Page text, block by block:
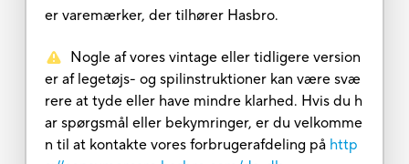
er varemærker, der tilhører Hasbro.
Nogle af vores vintage eller tidligere version
er af legetøjs- og spilinstruktioner kan være svæ
rere at tyde eller have mindre klarhed. Hvis du h
ar spørgsmål eller bekymringer, er du velkomme
n til at kontakte vores forbrugerafdeling på http